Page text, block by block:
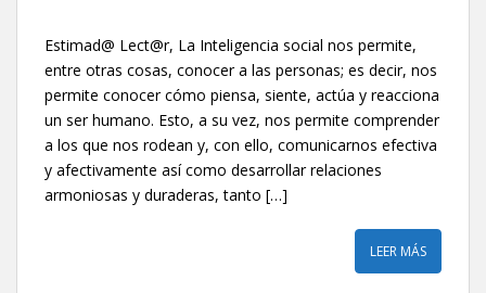
Estimad@ Lect@r, La Inteligencia social nos permite,
entre otras cosas, conocer a las personas; es decir, nos
permite conocer cómo piensa, siente, actúa y reacciona
un ser humano. Esto, a su vez, nos permite comprender
a los que nos rodean y, con ello, comunicarnos efectiva
y afectivamente así como desarrollar relaciones
armoniosas y duraderas, tanto […]
LEER MÁS